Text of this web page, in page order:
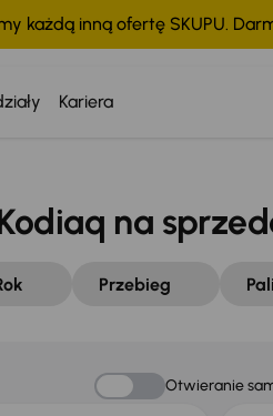
każdą inną ofertę SKUPU.
Kariera
na
Przebieg
Otwieranie
VAT